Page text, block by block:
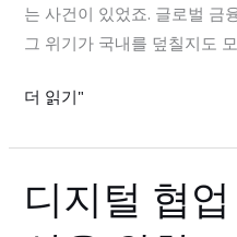
는 사건이 있었죠. 글로벌 금
그 위기가 국내를 덮칠지도
업
핵
경
워
더 읽기"
디지털 협
디
지